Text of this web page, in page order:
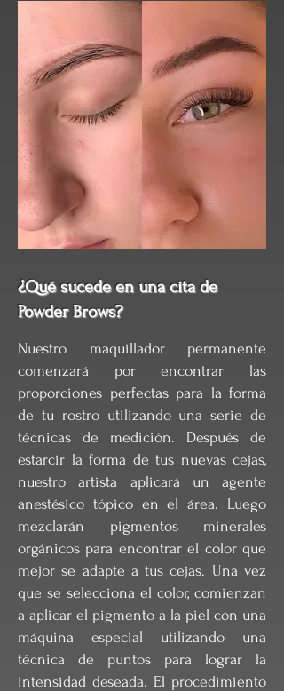
Nuestro maquillador permanente
comenzará por encontrar las
proporciones perfectas para la forma
de tu rostro utilizando una serie de
técnicas de medición. Después de
estarcir la forma de tus nuevas cejas,
nuestro artista aplicará un agente
anestésico tópico en el área. Luego
mezclarán pigmentos minerales
orgánicos para encontrar el color que
mejor se adapte a tus cejas. Una vez
que se selecciona el color, comienzan
a aplicar el pigmento a la piel con una
máquina especial utilizando una
técnica de puntos para lograr la
intensidad deseada. El procedimiento
¿Qué sucede en una cita de
Powder Brows?